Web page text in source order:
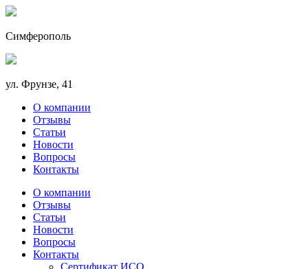
Симферополь
ул. Фрунзе, 41
О компании
Отзывы
Статьи
Новости
Вопросы
Контакты
О компании
Отзывы
Статьи
Новости
Вопросы
Контакты
Сертификат ИСО